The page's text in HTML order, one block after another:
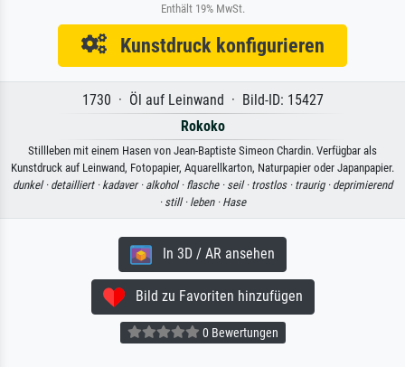
Enthält 19% MwSt.
Kunstdruck konfigurieren
1730 · Öl auf Leinwand · Bild-ID: 15427
Rokoko
Stillleben mit einem Hasen von Jean-Baptiste Simeon Chardin. Verfügbar als
Kunstdruck auf Leinwand, Fotopapier, Aquarellkarton, Naturpapier oder Japanpapier.
dunkel · detailliert · kadaver · alkohol · flasche · seil · trostlos · traurig · deprimierend
· still · leben · Hase
In 3D / AR ansehen
Bild zu Favoriten hinzufügen
0 Bewertungen